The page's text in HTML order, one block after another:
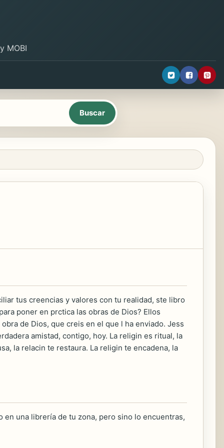
MOBI
tus creencias y valores con tu realidad, ste libro
poner en prctica las obras de Dios? Ellos
de Dios, que creis en el que l ha enviado. Jess
amistad, contigo, hoy. La religin es ritual, la
la relacin te restaura. La religin te encadena, la
una librería de tu zona, pero sino lo encuentras,